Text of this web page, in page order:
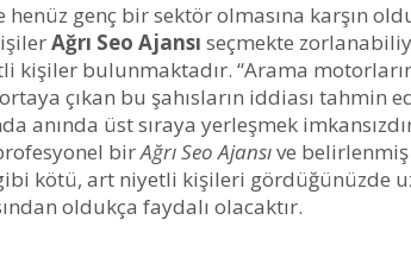
genç bir sektör olmasına karşın
Ağrı Seo Ajansı seçmekte
kişiler bulunmaktadır. “Arama
çıkan bu şahısların iddiası tahmin
anında üst sıraya yerleşmek
birAğrı Seo Ajansıve
kötü, art niyetli kişileri gördüğünüzde
oldukça faydalı olacaktır.